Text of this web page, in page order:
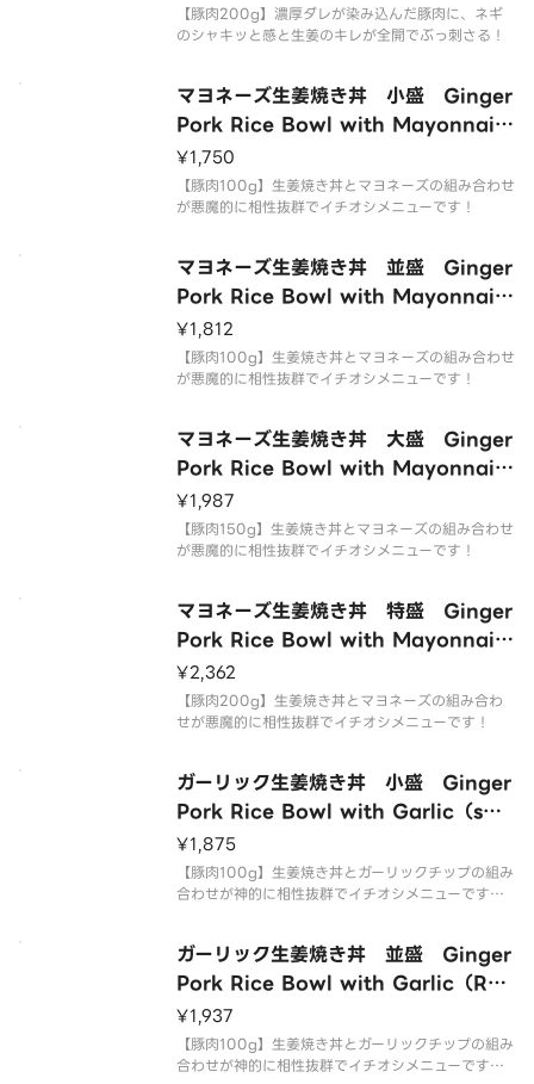
【豚肉200g】濃厚ダレが染み込んだ豚肉に、ネギ
のシャキッと感と生姜のキレが全開でぶっ刺さる！
マヨネーズ生姜焼き丼 小盛 Ginger
Pork Rice Bowl with Mayonnais
e（small）
¥1,750
【豚肉100g】生姜焼き丼とマヨネーズの組み合わせ
が悪魔的に相性抜群でイチオシメニューです！
マヨネーズ生姜焼き丼 並盛 Ginger
Pork Rice Bowl with Mayonnais
e（Regular）
¥1,812
【豚肉100g】生姜焼き丼とマヨネーズの組み合わせ
が悪魔的に相性抜群でイチオシメニューです！
マヨネーズ生姜焼き丼 大盛 Ginger
Pork Rice Bowl with Mayonnais
e（Large）
¥1,987
【豚肉150g】生姜焼き丼とマヨネーズの組み合わせ
が悪魔的に相性抜群でイチオシメニューです！
マヨネーズ生姜焼き丼 特盛 Ginger
Pork Rice Bowl with Mayonnais
e（Extra Large）
¥2,362
【豚肉200g】生姜焼き丼とマヨネーズの組み合わ
せが悪魔的に相性抜群でイチオシメニューです！
ガーリック生姜焼き丼 小盛 Ginger
Pork Rice Bowl with Garlic（sma
ll）
¥1,875
【豚肉100g】生姜焼き丼とガーリックチップの組み
合わせが神的に相性抜群でイチオシメニューです！
ガーリック生姜焼き丼 並盛 Ginger
Pork Rice Bowl with Garlic（Reg
ular）
¥1,937
【豚肉100g】生姜焼き丼とガーリックチップの組み
合わせが神的に相性抜群でイチオシメニューです！